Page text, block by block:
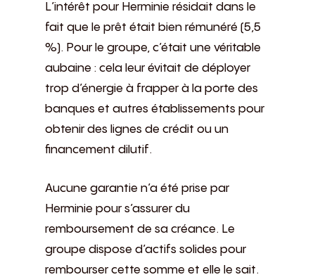
L’intérêt pour Herminie résidait dans le
fait que le prêt était bien rémunéré (5,5
%). Pour le groupe, c’était une véritable
aubaine : cela leur évitait de déployer
trop d’énergie à frapper à la porte des
banques et autres établissements pour
obtenir des lignes de crédit ou un
financement dilutif.
Aucune garantie n’a été prise par
Herminie pour s’assurer du
remboursement de sa créance. Le
groupe dispose d’actifs solides pour
rembourser cette somme et elle le sait.